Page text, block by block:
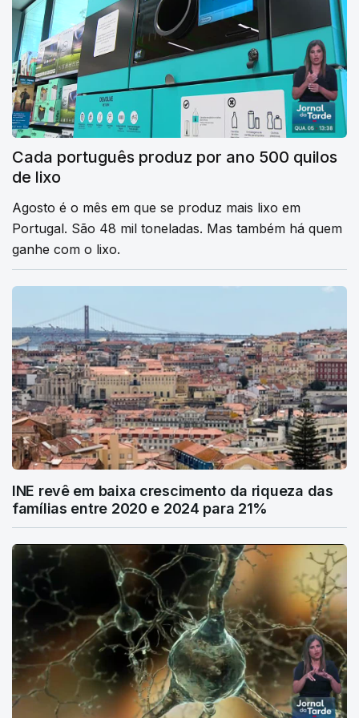
Cada português produz por ano 500 quilos
de lixo
Agosto é o mês em que se produz mais lixo em
Portugal. São 48 mil toneladas. Mas também há quem
ganhe com o lixo.
INE revê em baixa crescimento da riqueza das
famílias entre 2020 e 2024 para 21%